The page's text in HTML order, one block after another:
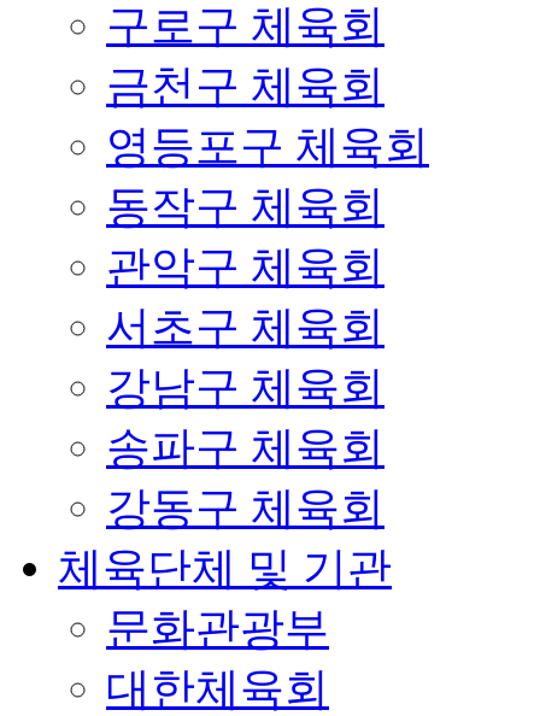
구로구 체육회
금천구 체육회
영등포구 체육회
동작구 체육회
관악구 체육회
서초구 체육회
강남구 체육회
송파구 체육회
강동구 체육회
체육단체 및 기관
문화관광부
대한체육회